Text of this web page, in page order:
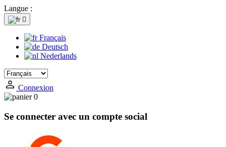
Langue :

Français
Deutsch
Nederlands
Connexion
0
Se connecter avec un compte social